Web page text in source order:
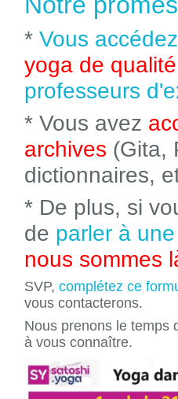
* Vous
yoga de qualité
professeurs
* Vous avez
archives (Gita,
dictionnaires,
* De plus, si
de parler à
nous sommes
SVP, complétez ce
vous contacterons.
Nous prenons le temps
à vous connaître.